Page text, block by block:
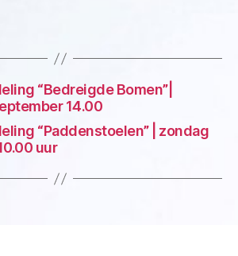
“Bedreigde Bomen”|
14.00
“Paddenstoelen” | zondag
uur